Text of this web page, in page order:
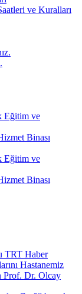
ve Kuralları
Eğitim ve
Binası
Eğitim ve
Binası
TRT Haber
Hastanemiz
Prof. Dr. Olcay